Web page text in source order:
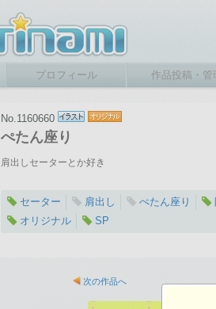
プロフィール 作品投稿・管
No.1160660
ぺたん座り
肩出しセーターとか好き
セーター 肩出し ぺたん座り
オリジナル
SP
次の作品へ
1024×1453ピクセル